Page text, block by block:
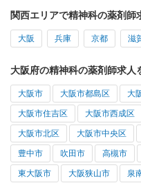
関西エリアで精神科の薬剤師
大阪 兵庫 京都 滋
大阪府の精神科の薬剤師求人
大阪市 大阪市都島区 大
大阪市住吉区 大阪市西成区
大阪市北区 大阪市中央区
豊中市 吹田市 高槻市
東大阪市 大阪狭山市 泉